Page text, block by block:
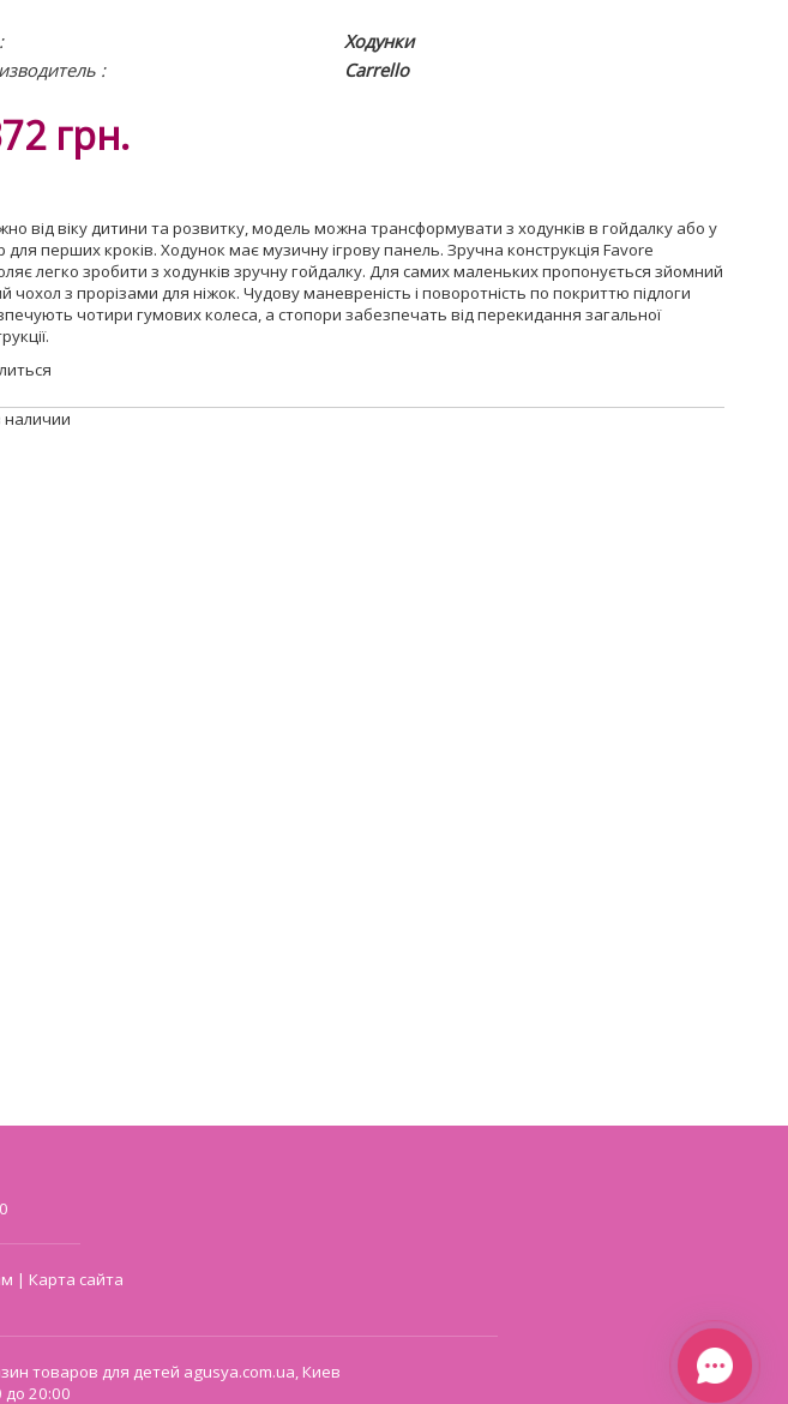
Ходунки
:
Carrello
грн.
від віку дитини та розвитку, модель можна трансформувати з ходунків в гойдалку або у
для перших кроків. Ходунок має музичну ігрову панель. Зручна конструкція Favore
легко зробити з ходунків зручну гойдалку. Для самих маленьких пропонується зйомний
чохол з прорізами для ніжок. Чудову маневреність і поворотність по покриттю підлоги
чотири гумових колеса, а стопори забезпечать від перекидання загальної
наличии
|Карта сайта
товаров для детей agusya.com.ua, Киев
до 20:00